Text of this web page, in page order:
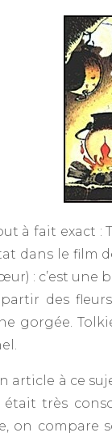
à fait exact
dans le film
: c’est une
des
gorgée.
article à ce
très
on compare